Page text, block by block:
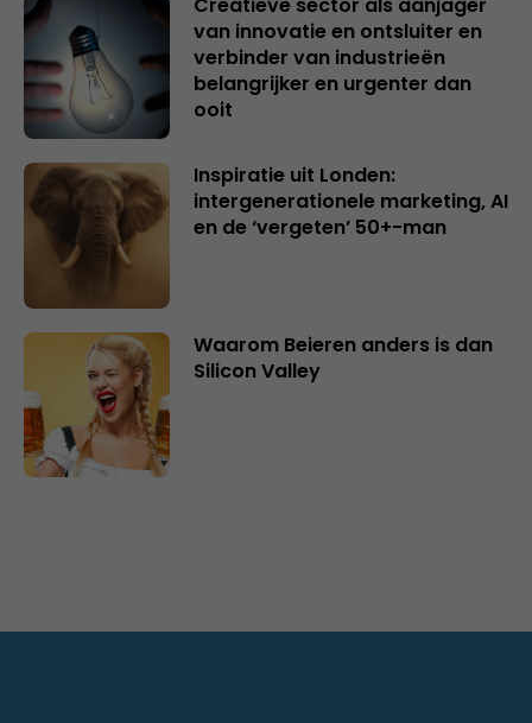
Creatieve sector als aanjager
van innovatie en ontsluiter en
verbinder van industrieën
belangrijker en urgenter dan
ooit
Inspiratie uit Londen:
intergenerationele marketing, AI
en de ‘vergeten’ 50+-man
Waarom Beieren anders is dan
Silicon Valley